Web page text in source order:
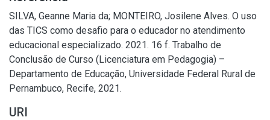
SILVA, Geanne Maria da; MONTEIRO, Josilene Alves. O uso
das TICS como desafio para o educador no atendimento
educacional especializado. 2021. 16 f. Trabalho de
Conclusão de Curso (Licenciatura em Pedagogia) –
Departamento de Educação, Universidade Federal Rural de
Pernambuco, Recife, 2021.
URI